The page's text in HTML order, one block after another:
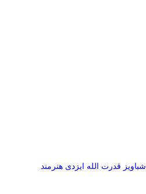
شباویز قدرت الله ایزدی هنرمند